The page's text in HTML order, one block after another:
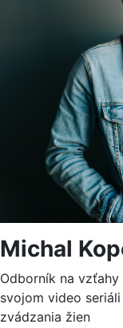
Michal
Odborník na
svojom video
zvádzania žien